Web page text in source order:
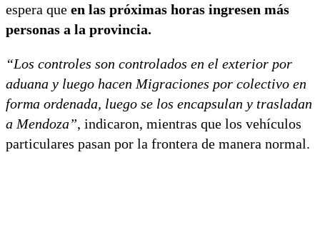
espera que en las próximas horas ingresen más
personas a la provincia.
“Los controles son controlados en el exterior por
aduana y luego hacen Migraciones por colectivo en
forma ordenada, luego se los encapsulan y trasladan
a Mendoza”, indicaron, mientras que los vehículos
particulares pasan por la frontera de manera normal.